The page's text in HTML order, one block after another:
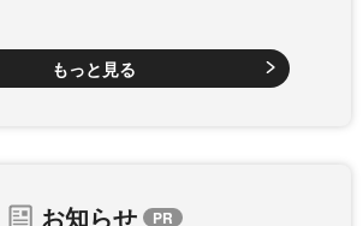
もっと見る
お知らせ